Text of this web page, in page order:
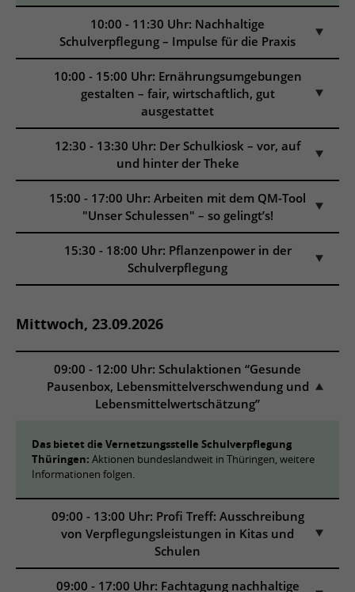
10:00 - 11:30 Uhr: Nachhaltige
Schulverpflegung – Impulse für die Praxis
10:00 - 15:00 Uhr: Ernährungsumgebungen
gestalten – fair, wirtschaftlich, gut
ausgestattet
12:30 - 13:30 Uhr: Der Schulkiosk – vor, auf
und hinter der Theke
15:00 - 17:00 Uhr: Arbeiten mit dem QM-Tool
"Unser Schulessen" – so gelingt’s!
15:30 - 18:00 Uhr: Pflanzenpower in der
Schulverpflegung
Mittwoch, 23.09.2026
09:00 - 12:00 Uhr: Schulaktionen “Gesunde
Pausenbox, Lebensmittelverschwendung und
Lebensmittelwertschätzung”
Das bietet die Vernetzungsstelle Schulverpflegung
Thüringen: Aktionen bundeslandweit in Thüringen, weitere
Informationen folgen.
09:00 - 13:00 Uhr: Profi Treff: Ausschreibung
von Verpflegungsleistungen in Kitas und
Schulen
09:00 - 17:00 Uhr: Fachtagung nachhaltige